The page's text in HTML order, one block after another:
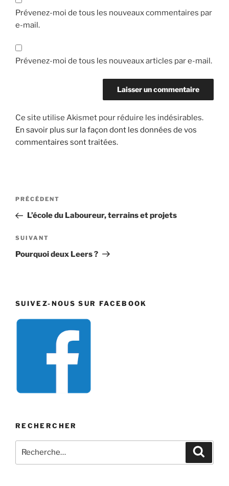
Prévenez-moi de tous les nouveaux commentaires par
e-mail.
Prévenez-moi de tous les nouveaux articles par e-mail.
Ce site utilise Akismet pour réduire les indésirables.
En savoir plus sur la façon dont les données de vos
commentaires sont traitées.
Navigation
l’article
Article
précédent
PRÉCÉDENT
L’école du Laboureur, terrains et projets
Article
suivant
SUIVANT
Pourquoi deux Leers ?
SUIVEZ-NOUS SUR FACEBOOK
RECHERCHER
pour